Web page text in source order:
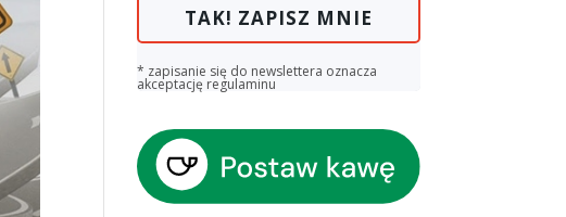
TAK! ZAPISZ MNIE
* zapisanie się do newslettera oznacza
akceptację regulaminu